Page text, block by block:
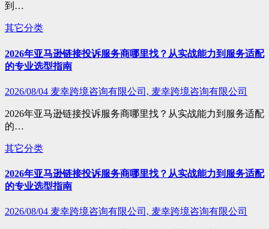
到…
其它分类
2026年亚马逊链接投诉服务商哪里找？从实战能力到服务适配
的专业选型指南
2026/08/04 麦幸跨境咨询有限公司, 麦幸跨境咨询有限公司
2026年亚马逊链接投诉服务商哪里找？从实战能力到服务适配
的…
其它分类
2026年亚马逊链接投诉服务商哪里找？从实战能力到服务适配
的专业选型指南
2026/08/04 麦幸跨境咨询有限公司, 麦幸跨境咨询有限公司